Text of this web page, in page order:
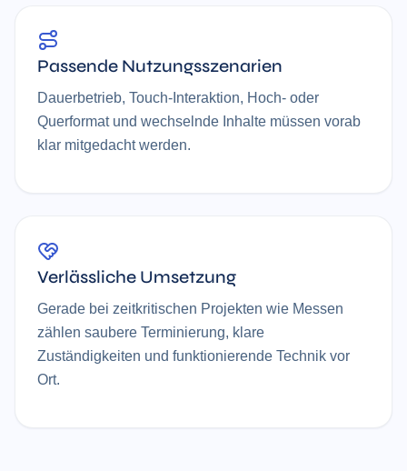
Passende Nutzungsszenarien
Dauerbetrieb, Touch-Interaktion, Hoch- oder
Querformat und wechselnde Inhalte müssen vorab
klar mitgedacht werden.
Verlässliche Umsetzung
Gerade bei zeitkritischen Projekten wie Messen
zählen saubere Terminierung, klare
Zuständigkeiten und funktionierende Technik vor
Ort.